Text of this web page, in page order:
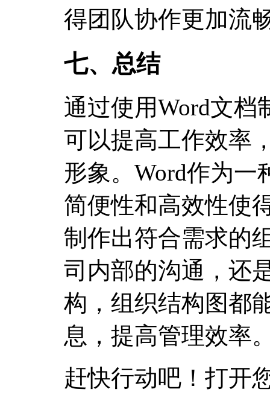
得团队协作更加流
七、总结
通过使用Word文档
可以提高工作效率
形象。Word作为一
简便性和高效性使
制作出符合需求的
司内部的沟通，还
构，组织结构图都
息，提高管理效率
赶快行动吧！打开